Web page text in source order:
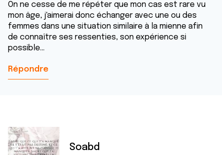
On ne cesse de me répéter que mon cas est rare vu
mon âge, j'aimerai donc échanger avec une ou des
femmes dans une situation similaire à la mienne afin
de connaître ses ressenties, son expérience si
possible...
Répondre
Soabd